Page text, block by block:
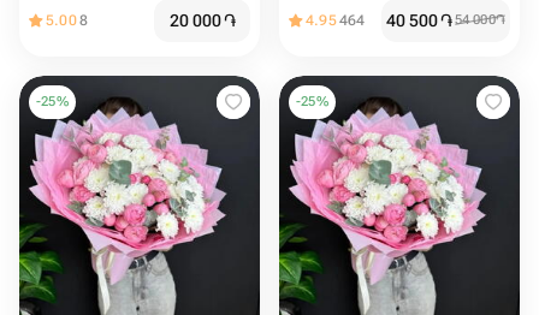
5.008 20 000֏ 4.95464 40 500֏54 000֏
-25% -25%